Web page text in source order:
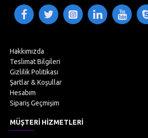
Hakkımızda
Teslimat Bilgileri
Gizlilik Politikası
Şartlar & Koşullar
Hesabım
Sipariş Geçmişim
MÜŞTERI HIZMETLERI